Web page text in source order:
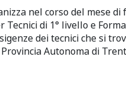
nel corso del mese
di 1° livello e
dei tecnici che si
Autonoma di